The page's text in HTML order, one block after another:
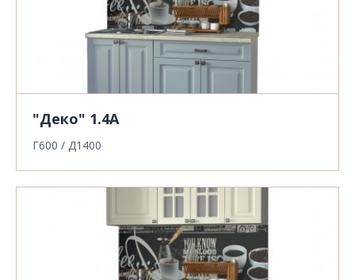
"Деко" 1.4А
Г600 / Д1400